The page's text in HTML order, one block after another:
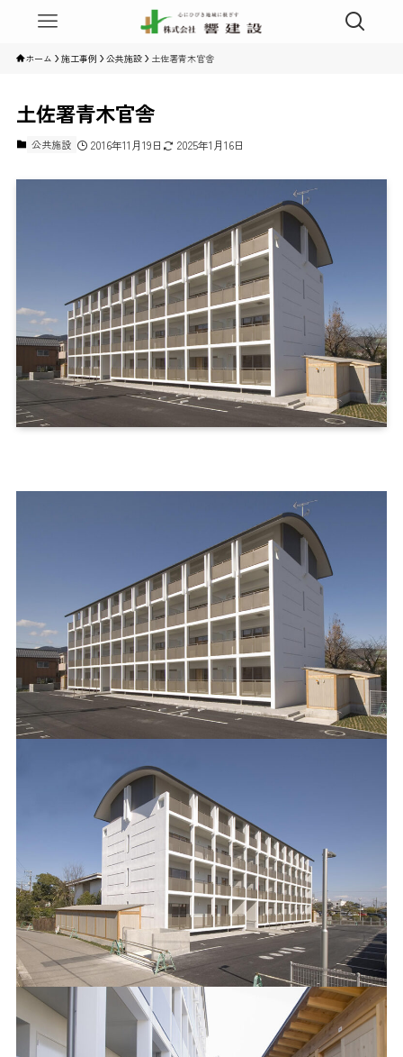
ホーム 施工事例 公共施設 土佐署青木官舎
土佐署青木官舎
公共施設 2016年11月19日 2025年1月16日